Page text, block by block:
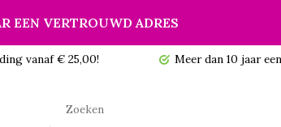
EEN VERTROUWD ADRES
vanaf € 25,00! Meer dan 10 jaar